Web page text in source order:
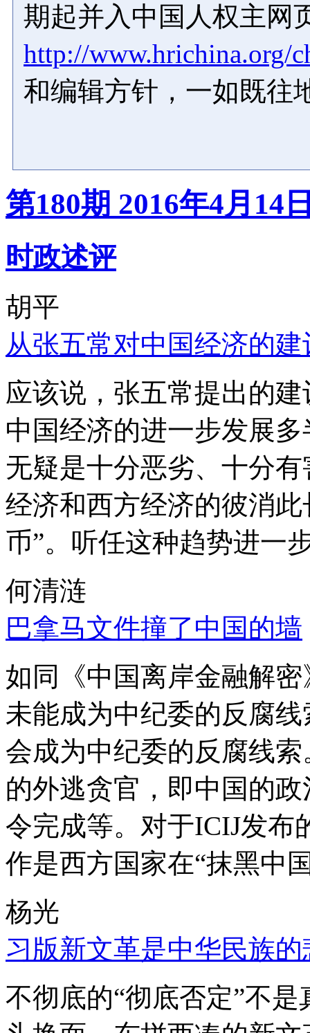
期起并入中国人权主网
http://www.hrichina.org/
和编辑方针，一如既往
第180期 2016年4月14
时政述评
胡平
从张五常对中国经济的
应该说，张五常提出的
中国经济的进一步发展
无疑是十分恶劣、十分
经济和西方经济的彼消
币”。听任这种趋势进一
何清涟
巴拿马文件撞了中国的墙
如同《中国离岸金融解
未能成为中纪委的反腐
会成为中纪委的反腐线
的外逃贪官，即中国的
令完成等。对于ICIJ发布
作是西方国家在“抹黑中
杨光
习版新文革是中华民族的
不彻底的“彻底否定”不